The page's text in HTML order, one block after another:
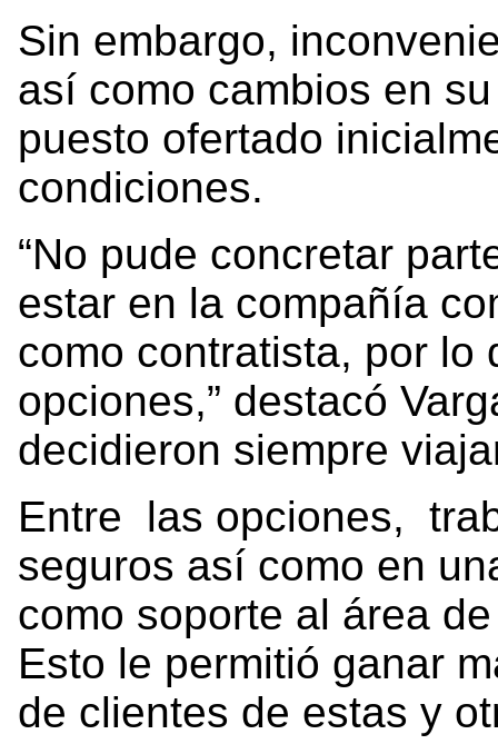
Sin embargo,
así como cambios en
puesto ofertado
condiciones.
“No pude concretar
estar en la compañía
como contratista, por lo
opciones,” destacó
decidieron siempre
Entre las opciones,
seguros así como en
como soporte al área
Esto le permitió ganar
de clientes de estas y